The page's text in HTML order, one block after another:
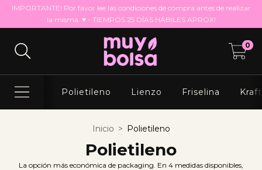
IMPORTANTE! Por favor lee las condiciones de compra antes de realizar
la misma. ♥ - TIEMPOS 25 DÍAS HÁBILES APROX!
0
Polietileno Lienzo Friselina
Inicio > Polietileno
Polietileno
La opción más económica de packaging. En 4 medidas disponibles,